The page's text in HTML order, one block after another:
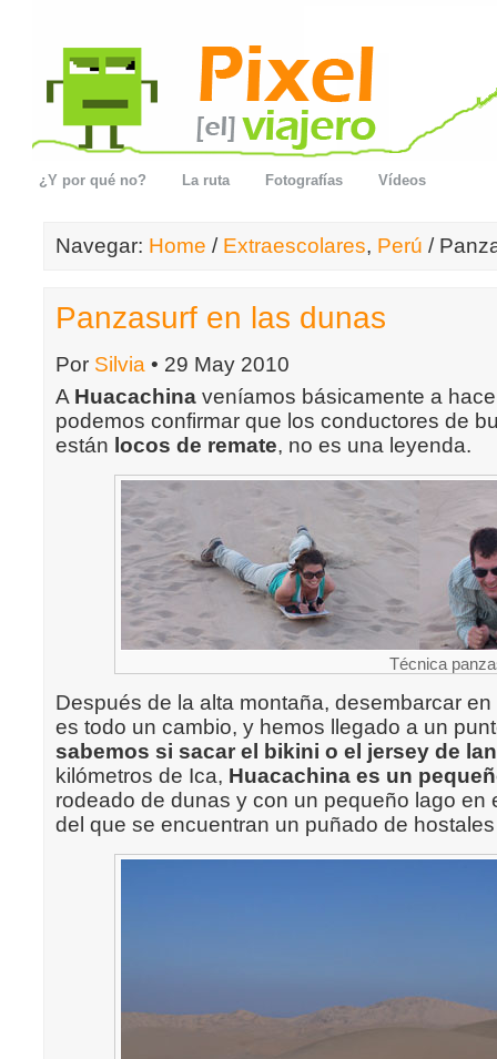
¿Y por qué no? La ruta Fotografías Vídeos
Navegar: Home / Extraescolares, Perú /
Panzasurf en las dunas
Por Silvia • 29 May 2010
A Huacachina veníamos básicamente a
podemos confirmar que los conductores de
están locos de remate, no es una leyenda.
Técnica
Después de la alta montaña, desembarcar
es todo un cambio, y hemos llegado a un
sabemos si sacar el bikini o el jersey de
kilómetros de Ica, Huacachina es un
rodeado de dunas y con un pequeño lago en
del que se encuentran un puñado de